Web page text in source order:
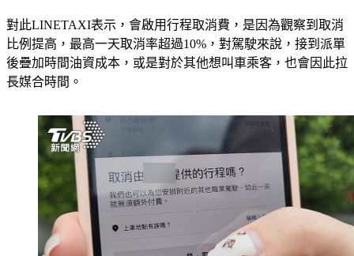
對此LINETAXI表示，會啟用行程取消費，是因為觀察到取消
比例提高，最高一天取消率超過10%，對駕駛來說，接到派單
後疊加時間油資成本，或是對於其他想叫車乘客，也會因此拉